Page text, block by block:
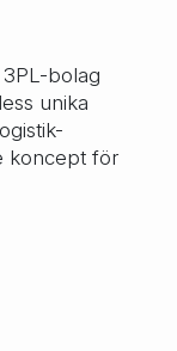
bolag
unika
koncept för